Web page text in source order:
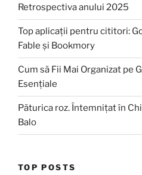
Retrospectiva anului 2025
Top aplicații pentru cititori:
Fable și Bookmory
Cum să Fii Mai Organizat pe
Esențiale
Păturica roz. Întemnițat în
Balo
TOP POSTS